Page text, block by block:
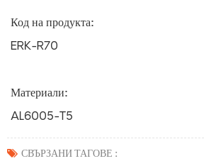
Код на продукта:
ERK-R70
Материали:
AL6005-T5
СВЪРЗАНИ ТАГОВЕ :